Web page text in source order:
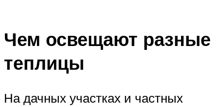
Чем освещают разные
теплицы
На дачных участках и частных